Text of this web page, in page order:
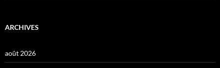
ARCHIVES
août 2026